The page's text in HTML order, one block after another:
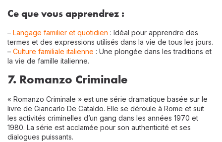
Ce que vous apprendrez :
– Langage familier et quotidien : Idéal pour apprendre des
termes et des expressions utilisés dans la vie de tous les jours.
– Culture familiale italienne : Une plongée dans les traditions et
la vie de famille italienne.
7. Romanzo Criminale
« Romanzo Criminale » est une série dramatique basée sur le
livre de Giancarlo De Cataldo. Elle se déroule à Rome et suit
les activités criminelles d’un gang dans les années 1970 et
1980. La série est acclamée pour son authenticité et ses
dialogues puissants.